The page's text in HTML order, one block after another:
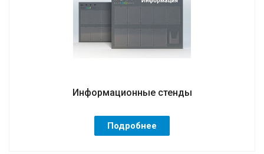
Информационные стенды
Подробнее